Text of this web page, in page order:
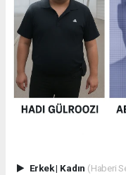
Erkek| Kadın (Haberi